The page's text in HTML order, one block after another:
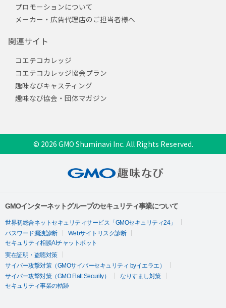
プロモーションについて
メーカー・広告代理店のご担当者様へ
関連サイト
コエテコカレッジ
コエテコカレッジ協会プラン
趣味なびキャスティング
趣味なび協会・団体マガジン
© 2026 GMO Shuminavi Inc. All Rights Reserved.